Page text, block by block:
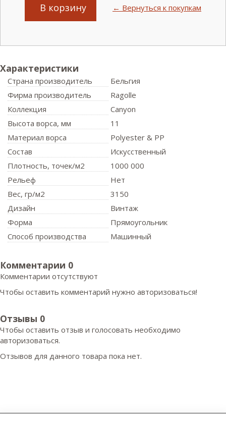
В корзину ← Вернуться к покупкам
Характеристики
Страна производитель
Бельгия
Фирма производитель
Ragolle
Коллекция
Canyon
Высота ворса, мм
11
Материал ворса
Polyester & PP
Состав
Искусственный
Плотность, точек/м2
1000 000
Рельеф
Нет
Вес, гр/м2
3150
Дизайн
Винтаж
Форма
Прямоугольник
Способ производства
Машинный
Комментарии 0
Комментарии отсутствуют
Чтобы оставить комментарий нужно авторизоваться!
Отзывы 0
Чтобы оcтавить отзыв и голосовать необходимо
авторизоваться.
Отзывов для данного товара пока нет.